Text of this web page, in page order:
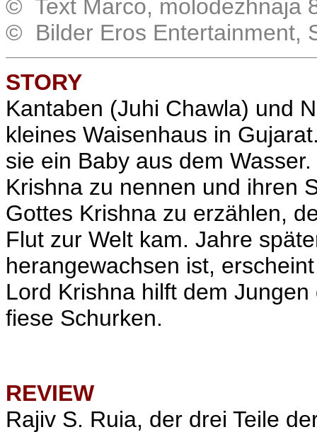
© Text Marco, molodezhnaja
© Bilder Eros Entertainment,
STORY
Kantaben (Juhi Chawla) und
kleines Waisenhaus in
sie ein Baby aus dem
Krishna zu nennen und ihren
Gottes Krishna zu erzählen,
Flut zur Welt kam. Jahre
herangewachsen ist,
Lord Krishna hilft dem
fiese Schurken.
REVIEW
Rajiv S. Ruia, der drei Teile